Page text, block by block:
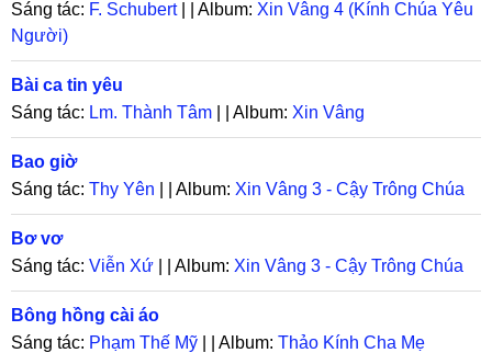
Sáng tác: F. Schubert| | Album: Xin Vâng 4 (Kính Chúa Yêu
Người)
Bài ca tin yêu
Sáng tác: Lm. Thành Tâm | | Album: Xin Vâng
Bao giờ
Sáng tác: Thy Yên | | Album: Xin Vâng 3 - Cậy Trông Chúa
Bơ vơ
Sáng tác: Viễn Xứ | | Album: Xin Vâng 3 - Cậy Trông Chúa
Bông hồng cài áo
Sáng tác: Phạm Thế Mỹ | | Album: Thảo Kính Cha Mẹ